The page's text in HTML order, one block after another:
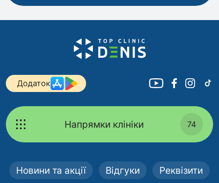
Додаток
Напрямки клініки 74
Новини та акції Відгуки Реквізити